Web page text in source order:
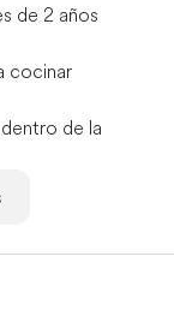
de 2 años
cocinar
de la